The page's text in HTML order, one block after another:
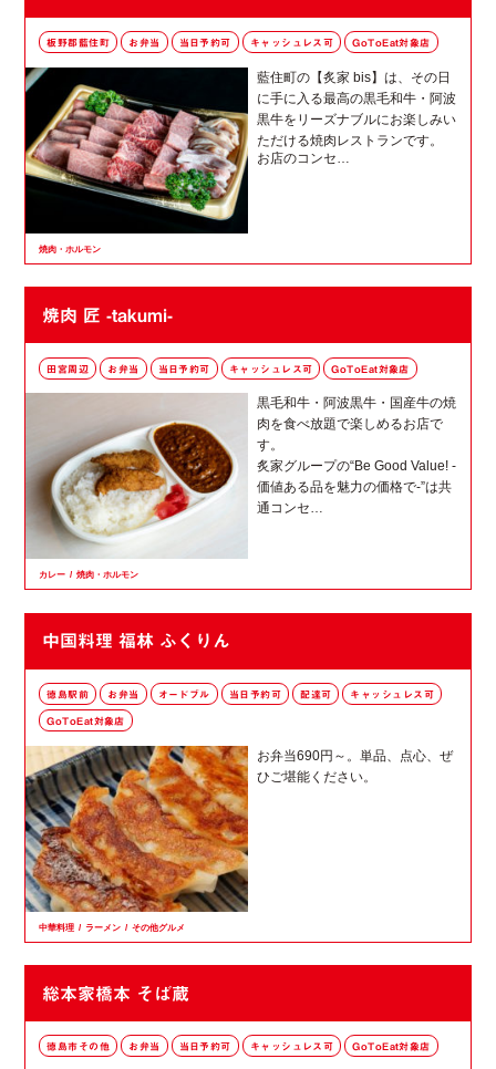
板野郡藍住町 お弁当 当日予約可 キャッシュレス可 GoToEat対象店
藍住町の【炙家 bis】は、その日
に手に入る最高の黒毛和牛・阿波
黒牛をリーズナブルにお楽しみい
ただける焼肉レストランです。
お店のコンセ…
焼肉・ホルモン
焼肉 匠 -takumi-
田宮周辺 お弁当 当日予約可 キャッシュレス可 GoToEat対象店
黒毛和牛・阿波黒牛・国産牛の焼
肉を食べ放題で楽しめるお店で
す。
炙家グループの“Be Good Value! -
価値ある品を魅力の価格で-”は共
通コンセ…
カレー 焼肉・ホルモン
中国料理 福林 ふくりん
徳島駅前 お弁当 オードブル 当日予約可 配達可 キャッシュレス可
GoToEat対象店
お弁当690円～。単品、点心、ぜ
ひご堪能ください。
中華料理 ラーメン その他グルメ
総本家橋本 そば蔵
徳島市その他 お弁当 当日予約可 キャッシュレス可 GoToEat対象店